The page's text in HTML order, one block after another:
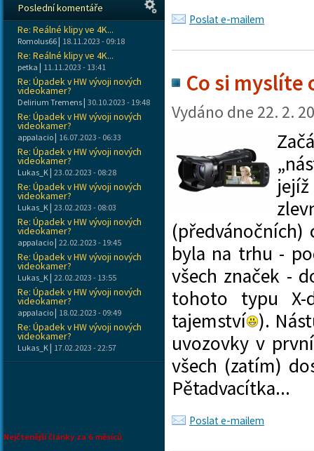
Poslat e-mailem
Co si myslíte
Vydáno dne 22. 2.
byla na trhu -
všech značek -
tohoto typu X-
tajemství ).
uvozovky v
všech (zatím)
Pětadvacítka...
Poslat e-mailem
Poslední komentáře
Re: Reálné klipy ve 4K...
Romolus66| 18.11.2023 - 09:18
Re: Reálné klipy ve 4K...
petka | 11.11.2023 - 13:41
Re: Úpadek v HW vývoji nových
videokamer?
Delirium Tremens| 30.10.2023 - 19:48
Re: Úpadek v HW vývoji nových
videokamer?
appalacio| 16.07.2023 - 06:33
Re: Úpadek v HW vývoji nových
videokamer?
Lukas_K | 23.02.2023 - 08:28
Re: Úpadek v HW vývoji nových
videokamer?
Lukas_K | 23.02.2023 - 08:03
Re: Úpadek v HW vývoji nových
videokamer?
appalacio| 22.02.2023 - 19:45
Re: Úpadek v HW vývoji nových
videokamer?
Lukas_K | 22.02.2023 - 13:55
Re: Úpadek v HW vývoji nových
videokamer?
appalacio| 18.02.2023 - 09:49
Re: Úpadek v HW vývoji nových
videokamer?
Lukas_K | 17.02.2023 - 22:57
Nejčtenější články za 6 měsíců